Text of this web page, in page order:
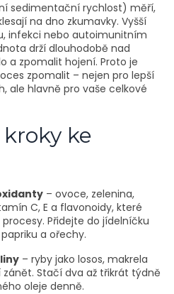
sedimentační rychlost) měří,
na dno zkumavky. Vyšší
infekci nebo autoimunitním
drží dlouhodobě nad
a zpomalit hojení. Proto je
zpomalit – nejen pro lepší
ale hlavně pro vaše celkové
ke
– ovoce, zelenina,
C, E a flavonoidy, které
Přidejte do jídelníčku
a ořechy.
– ryby jako losos, makrela
Stačí dva až třikrát týdně
oleje denně.